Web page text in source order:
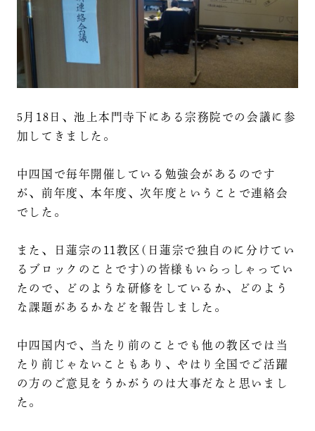
5月18日、池上本門寺下にある宗務院での会議に参
加してきました。
中四国で毎年開催している勉強会があるのです
が、前年度、本年度、次年度ということで連絡会
でした。
また、日蓮宗の11教区(日蓮宗で独自のに分けてい
るブロックのことです)の皆様もいらっしゃってい
たので、どのような研修をしているか、どのよう
な課題があるかなどを報告しました。
中四国内で、当たり前のことでも他の教区では当
たり前じゃないこともあり、やはり全国でご活躍
の方のご意見をうかがうのは大事だなと思いまし
た。